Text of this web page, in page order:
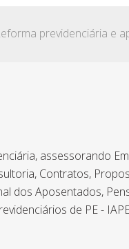
assessorando
Contratos,
dos Aposentados,
de PE -